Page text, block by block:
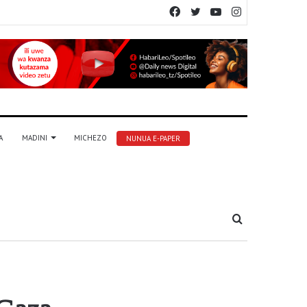
YouTube
Twitter
Facebook
MADINI MICHEZO NUNUA E-PAPER
Tafuta